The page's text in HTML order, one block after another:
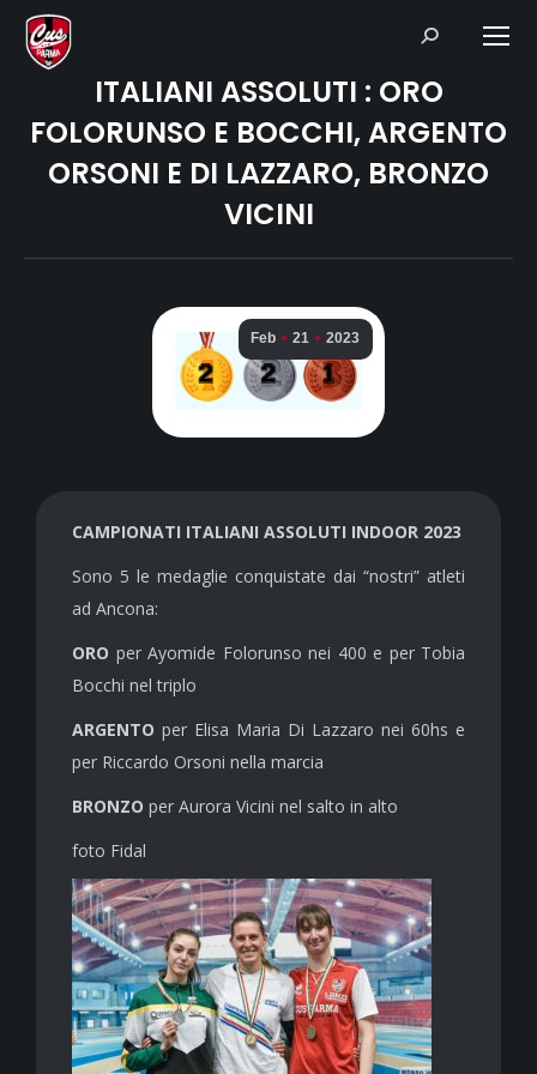
Search:
ITALIANI ASSOLUTI : ORO
FOLORUNSO E BOCCHI, ARGENTO
ORSONI E DI LAZZARO, BRONZO
VICINI
Feb 21 2023
CAMPIONATI ITALIANI ASSOLUTI INDOOR 2023
Sono 5 le medaglie conquistate dai “nostri” atleti
ad Ancona:
ORO per Ayomide Folorunso nei 400 e per Tobia
Bocchi nel triplo
ARGENTO per Elisa Maria Di Lazzaro nei 60hs e
per Riccardo Orsoni nella marcia
BRONZO per Aurora Vicini nel salto in alto
foto Fidal